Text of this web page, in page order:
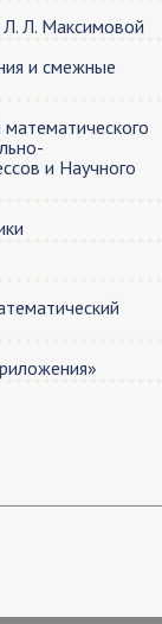
Л. Л. Максимовой
и смежные
и Научного